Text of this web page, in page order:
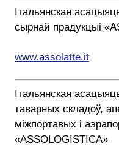
Італьянская
сырнай прадукцыі
www.assolatte.it
Італьянская
таварных складоў,
міжпортавых і
«ASSOLOGISTICA»